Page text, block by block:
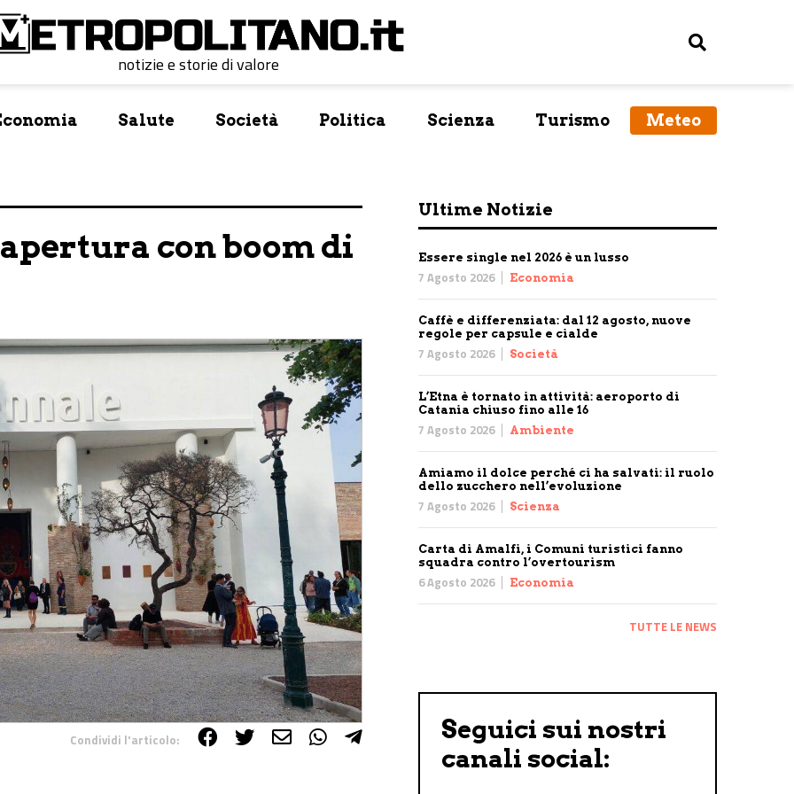
notizie e storie di valore
Salute Società Politica Scienza Turismo Meteo
con boom di
Condividi l'articolo:
Ultime Notizie
Essere single nel 2026 è un lusso
7 Agosto 2026 Economia
Caffè e differenziata: dal 12 agosto, nuove
regole per capsule e cialde
7 Agosto 2026 Società
L’Etna è tornato in attività: aeroporto di
Catania chiuso fino alle 16
7 Agosto 2026 Ambiente
Amiamo il dolce perché ci ha salvati: il ruolo
dello zucchero nell’evoluzione
7 Agosto 2026 Scienza
Carta di Amalfi, i Comuni turistici fanno
squadra contro l’overtourism
6 Agosto 2026 Economia
TUTTE LE NEWS
Seguici sui nostri
canali social: